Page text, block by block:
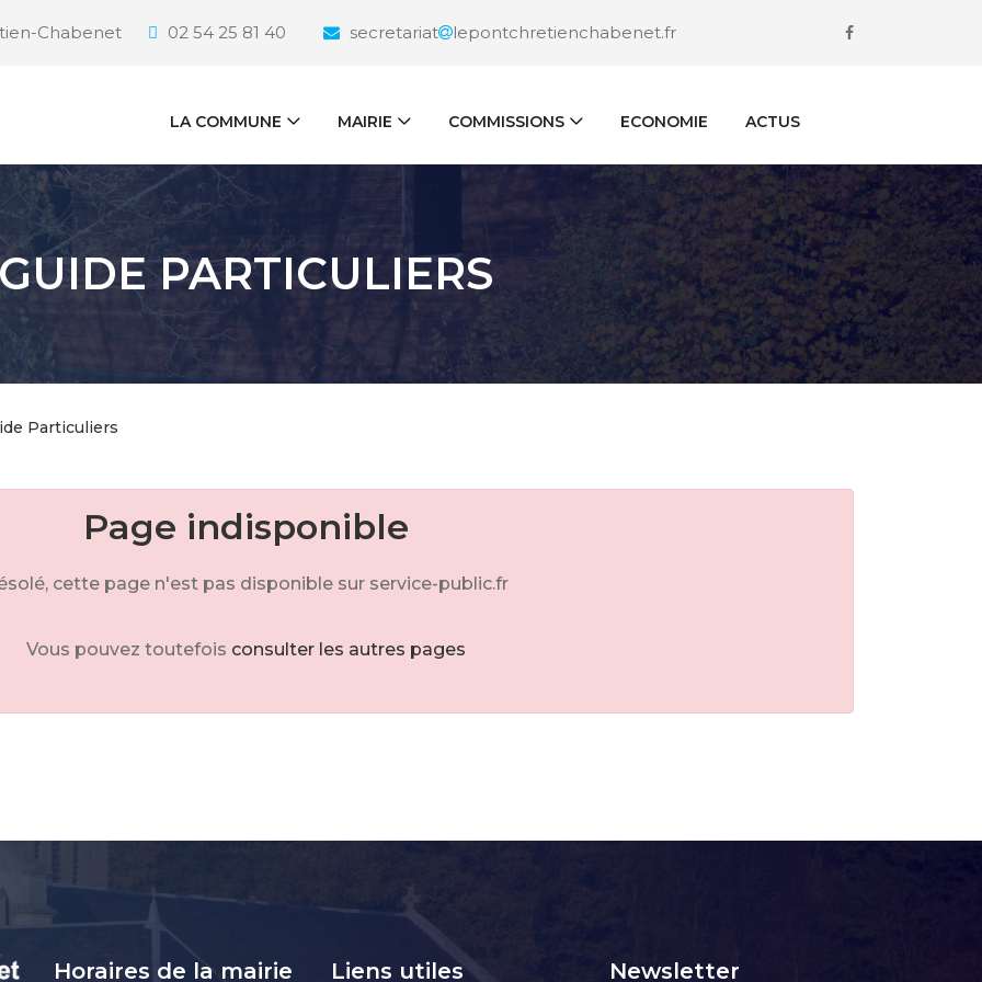
Chabenet 02 54 25 81 40 secretariat lepontchretienchabenet.fr
LA COMMUNE MAIRIE COMMISSIONS ECONOMIE ACTUS
PARTICULIERS
Particuliers
Page indisponible
cette page n'est pas disponible sur service-public.fr
Vous pouvez toutefois consulter les autres pages
Horaires de la mairie Liens utiles Newsletter